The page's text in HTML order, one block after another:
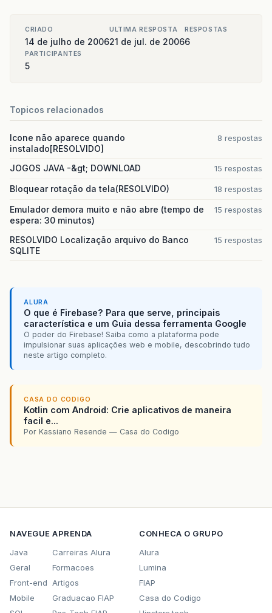
CRIADO
14 de julho de 2006
ULTIMA RESPOSTA
21 de jul. de 2006
RESPOSTAS
6
PARTICIPANTES
5
Topicos relacionados
Icone não aparece quando
instalado[RESOLVIDO]
8 respostas
JOGOS JAVA -&gt; DOWNLOAD 15 respostas
Bloquear rotação da tela(RESOLVIDO) 18 respostas
Emulador demora muito e não abre (tempo de
espera: 30 minutos)
15 respostas
RESOLVIDO Localização arquivo do Banco
SQLITE
15 respostas
ALURA
O que é Firebase? Para que serve, principais
característica e um Guia dessa ferramenta Google
O poder do Firebase! Saiba como a plataforma pode
impulsionar suas aplicações web e mobile, descobrindo tudo
neste artigo completo.
CASA DO CODIGO
Kotlin com Android: Crie aplicativos de maneira
facil e...
Por Kassiano Resende — Casa do Codigo
NAVEGUE
Java
Geral
Front-end
Mobile
APRENDA
Carreiras Alura
Formacoes
Artigos
Graduacao FIAP
CONHECA O GRUPO
Alura
Lumina
FIAP
Casa do Codigo